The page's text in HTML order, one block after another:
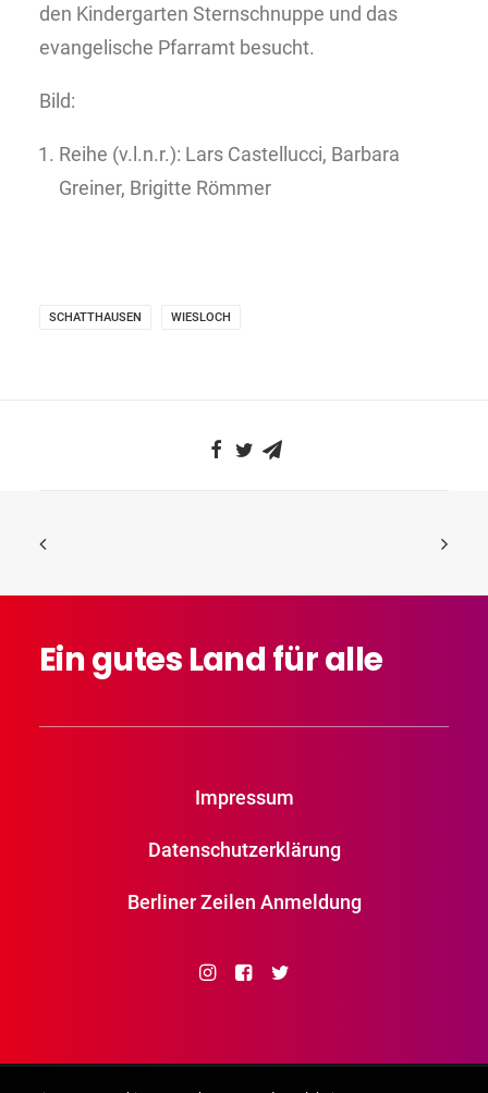
den Kindergarten Sternschnuppe und das
evangelische Pfarramt besucht.
Bild:
Reihe (v.l.n.r.): Lars Castellucci, Barbara
Greiner, Brigitte Römmer
SCHATTHAUSEN WIESLOCH
EingutesLandfüralle
Impressum
Datenschutzerklärung
Berliner Zeilen Anmeldung